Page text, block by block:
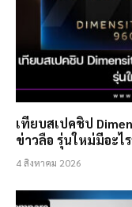
เทียบสเปคชิป
ข่าวลือ รุ่นใหม่มีอะไ
4 สิงหาคม 2026